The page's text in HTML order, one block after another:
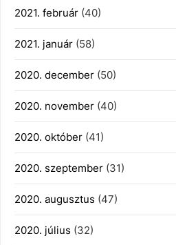
2021. február (40)
2021. január (58)
2020. december (50)
2020. november (40)
2020. október (41)
2020. szeptember (31)
2020. augusztus (47)
2020. július (32)